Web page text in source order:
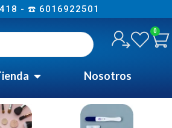
- ☎️ 6016922501
0
Nosotros